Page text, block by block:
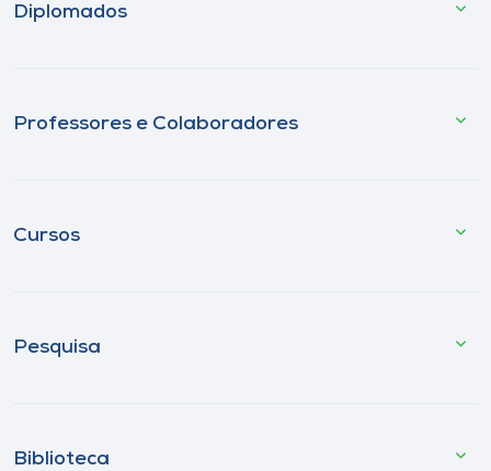
Diplomados
Professores e Colaboradores
Cursos
Pesquisa
Biblioteca